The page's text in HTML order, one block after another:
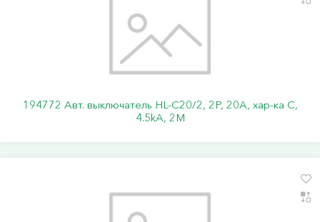
194772 Авт. выключатель HL-C20/2, 2P, 20A, хар-ка C,
4.5kA, 2M